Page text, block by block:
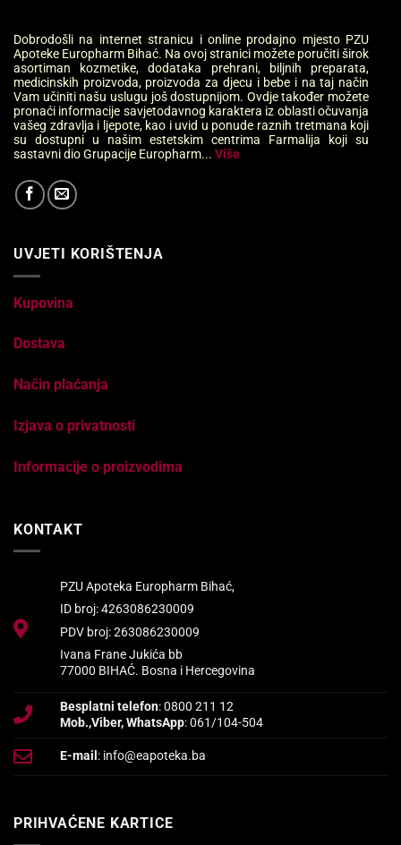
Dobrodošli na internet stranicu i online prodajno mjesto PZU
Apoteke Europharm Bihać. Na ovoj stranici možete poručiti širok
asortiman kozmetike, dodataka prehrani, biljnih preparata,
medicinskih proizvoda, proizvoda za djecu i bebe i na taj način
Vam učiniti našu uslugu još dostupnijom. Ovdje također možete
pronaći informacije savjetodavnog karaktera iz oblasti očuvanja
vašeg zdravlja i ljepote, kao i uvid u ponude raznih tretmana koji
su dostupni u našim estetskim centrima Farmalija koji su
sastavni dio Grupacije Europharm... Više
UVJETI KORIŠTENJA
Kupovina
Dostava
Način plaćanja
Izjava o privatnosti
Informacije o proizvodima
KONTAKT
PZU Apoteka Europharm Bihać,
ID broj: 4263086230009
PDV broj: 263086230009
Ivana Frane Jukića bb
77000 BIHAĆ. Bosna i Hercegovina
Besplatni telefon: 0800 211 12
Mob.,Viber, WhatsApp: 061/104-504
E-mail : info@eapoteka.ba
PRIHVAĆENE KARTICE